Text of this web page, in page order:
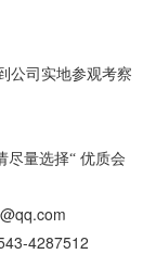
司实地参观考察
量选择“ 优质会
4287512